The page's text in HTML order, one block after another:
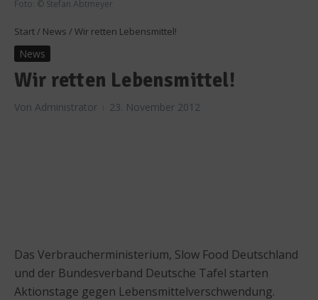
Foto: © Stefan Abtmeyer
Start / News / Wir retten Lebensmittel!
News
Wir retten Lebensmittel!
Von Administrator 23. November 2012
Das Verbraucherministerium, Slow Food Deutschland
und der Bundesverband Deutsche Tafel starten
Aktionstage gegen Lebensmittelverschwendung.